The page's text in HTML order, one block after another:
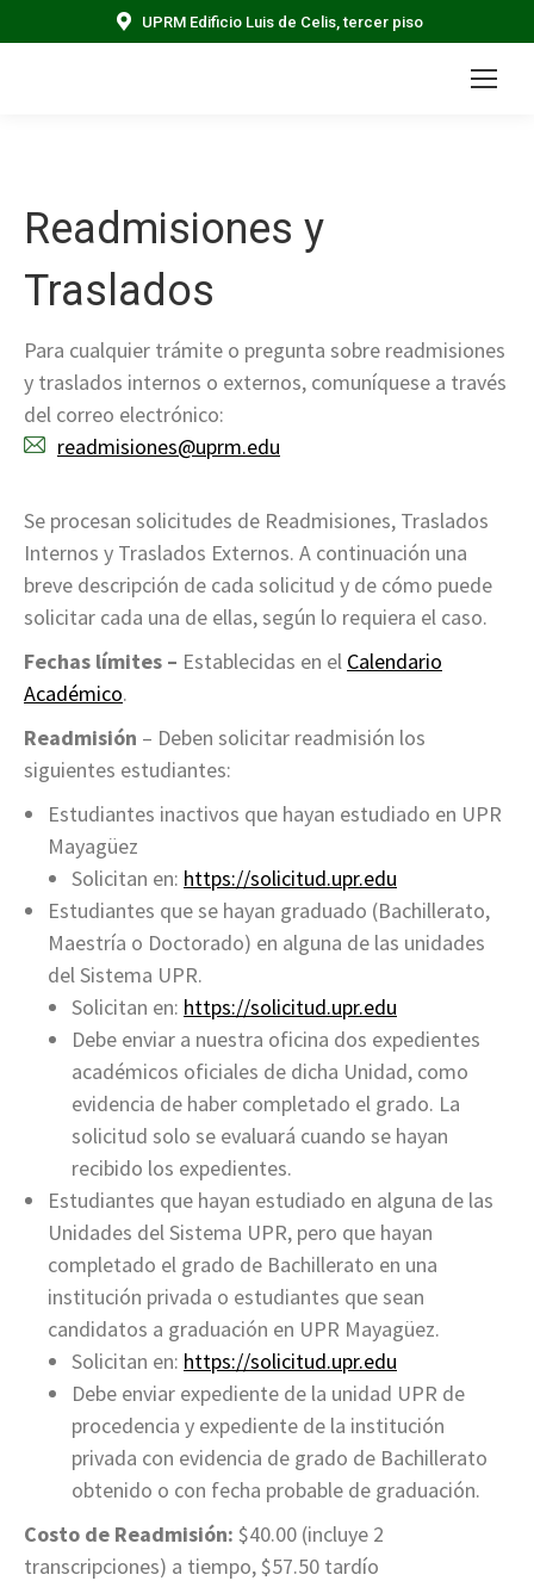
UPRM Edificio Luis de Celis, tercer piso
Readmisiones y
Traslados
Para cualquier trámite o pregunta sobre readmisiones
y traslados internos o externos, comuníquese a través
del correo electrónico:
readmisiones@uprm.edu
Se procesan solicitudes de Readmisiones, Traslados
Internos y Traslados Externos. A continuación una
breve descripción de cada solicitud y de cómo puede
solicitar cada una de ellas, según lo requiera el caso.
Fechas límites – Establecidas en el Calendario
Académico.
Readmisión – Deben solicitar readmisión los
siguientes estudiantes:
Estudiantes inactivos que hayan estudiado en UPR
Mayagüez
Solicitan en: https://solicitud.upr.edu
Estudiantes que se hayan graduado (Bachillerato,
Maestría o Doctorado) en alguna de las unidades
del Sistema UPR.
Solicitan en: https://solicitud.upr.edu
Debe enviar a nuestra oficina dos expedientes
académicos oficiales de dicha Unidad, como
evidencia de haber completado el grado. La
solicitud solo se evaluará cuando se hayan
recibido los expedientes.
Estudiantes que hayan estudiado en alguna de las
Unidades del Sistema UPR, pero que hayan
completado el grado de Bachillerato en una
institución privada o estudiantes que sean
candidatos a graduación en UPR Mayagüez.
Solicitan en: https://solicitud.upr.edu
Debe enviar expediente de la unidad UPR de
procedencia y expediente de la institución
privada con evidencia de grado de Bachillerato
obtenido o con fecha probable de graduación.
Costo de Readmisión: $40.00 (incluye 2
transcripciones) a tiempo, $57.50 tardío